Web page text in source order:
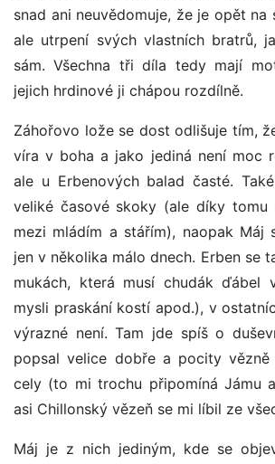
snad ani neuvědomuje, že je opět na
ale utrpení svých vlastních bratrů,
sám. Všechna tři díla tedy mají
jejich hrdinové ji chápou rozdílně.
Záhořovo lože se dost odlišuje tím,
víra v boha a jako jediná není moc
ale u Erbenových balad časté.
veliké časové skoky (ale díky tomu
mezi mládím a stářím), naopak Máj
jen v několika málo dnech. Erben se
mukách, která musí chudák ďábel
mysli praskání kostí apod.), v
výrazné není. Tam jde spíš o
popsal velice dobře a pocity
cely (to mi trochu připomíná Jámu
asi Chillonský vězeň se mi líbil ze
Máj je z nich jediným, kde se